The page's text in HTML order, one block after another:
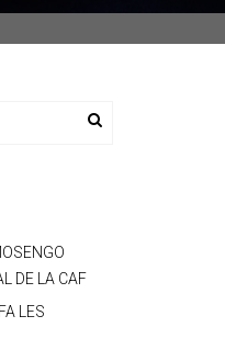
DE LA CAF
LES